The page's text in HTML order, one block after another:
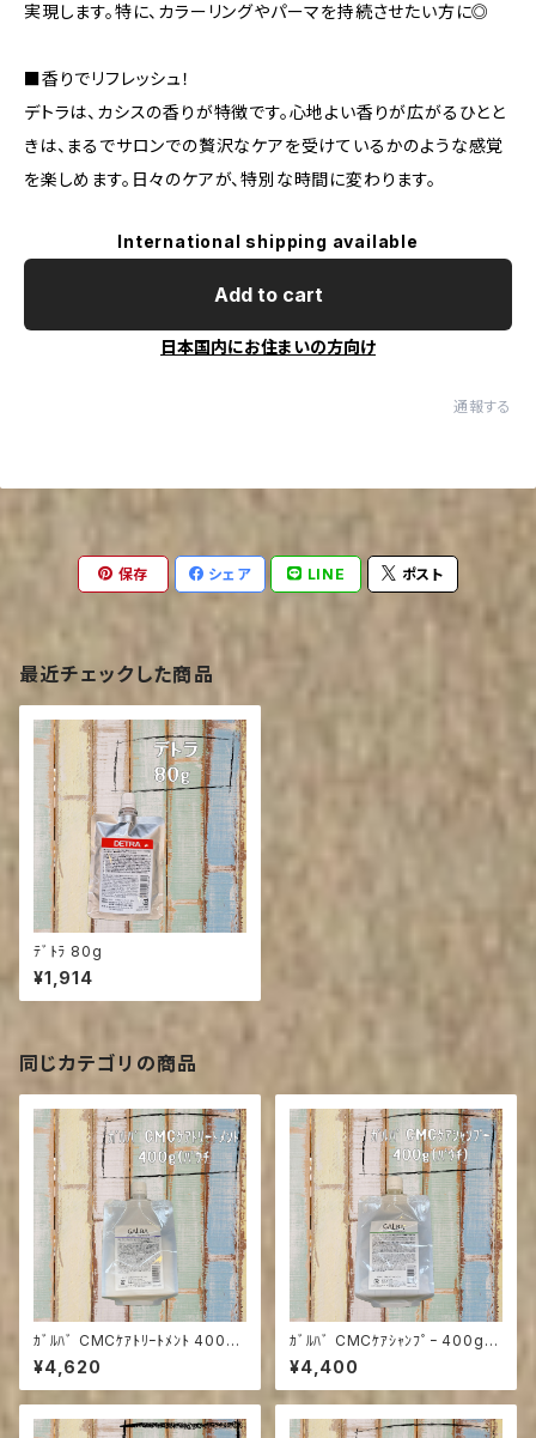
実現します。特に、カラーリングやパーマを持続させたい方に◎
■香りでリフレッシュ！
デトラは、カシスの香りが特徴です。心地よい香りが広がるひとと
きは、まるでサロンでの贅沢なケアを受けているかのような感覚
を楽しめます。日々のケアが、特別な時間に変わります。
International shipping available
Add to cart
日本国内にお住まいの方向け
通報する
保存 シェア LINE ポスト
最近チェックした商品
ﾃﾞﾄﾗ 80g
¥1,914
同じカテゴリの商品
ｶﾞﾙﾊﾞ CMCｹｱﾄﾘｰﾄﾒﾝﾄ 400g
(ﾊﾟｳﾁ)
¥4,620
ｶﾞﾙﾊﾞ CMCｹｱｼｬﾝﾌﾟｰ 400g
(ﾊﾟｳﾁ)
¥4,400